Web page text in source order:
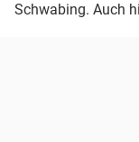
Schwabing. Auch